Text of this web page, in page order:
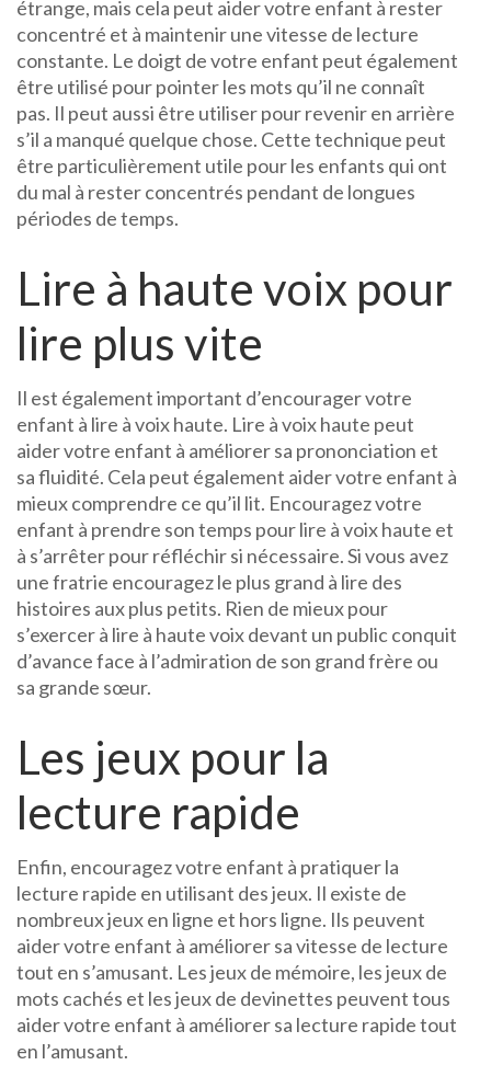
étrange, mais cela peut aider votre enfant à rester
concentré et à maintenir une vitesse de lecture
constante. Le doigt de votre enfant peut également
être utilisé pour pointer les mots qu’il ne connaît
pas. Il peut aussi être utiliser pour revenir en arrière
s’il a manqué quelque chose. Cette technique peut
être particulièrement utile pour les enfants qui ont
du mal à rester concentrés pendant de longues
périodes de temps.
Lire à haute voix pour
lire plus vite
Il est également important d’encourager votre
enfant à lire à voix haute. Lire à voix haute peut
aider votre enfant à améliorer sa prononciation et
sa fluidité. Cela peut également aider votre enfant à
mieux comprendre ce qu’il lit. Encouragez votre
enfant à prendre son temps pour lire à voix haute et
à s’arrêter pour réfléchir si nécessaire. Si vous avez
une fratrie encouragez le plus grand à lire des
histoires aux plus petits. Rien de mieux pour
s’exercer à lire à haute voix devant un public conquit
d’avance face à l’admiration de son grand frère ou
sa grande sœur.
Les jeux pour la
lecture rapide
Enfin, encouragez votre enfant à pratiquer la
lecture rapide en utilisant des jeux. Il existe de
nombreux jeux en ligne et hors ligne. Ils peuvent
aider votre enfant à améliorer sa vitesse de lecture
tout en s’amusant. Les jeux de mémoire, les jeux de
mots cachés et les jeux de devinettes peuvent tous
aider votre enfant à améliorer sa lecture rapide tout
en l’amusant.